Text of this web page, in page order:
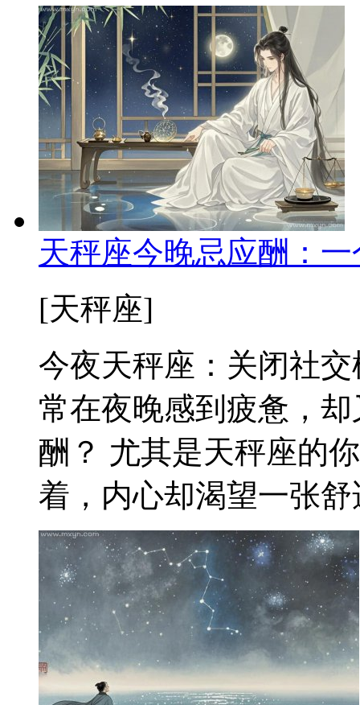
天秤座今晚忌应酬：
[天秤座]
今夜天秤座：关闭社
常在夜晚感到疲惫，
酬？ 尤其是天秤座的
着，内心却渴望一张